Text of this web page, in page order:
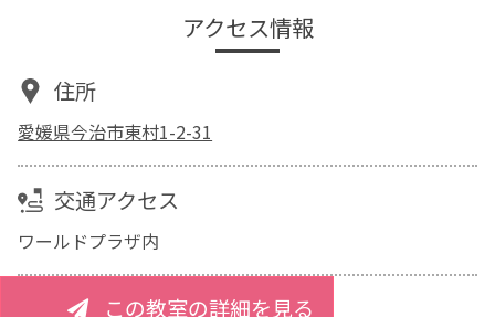
アクセス情報
住所
愛媛県今治市東村1-2-31
交通アクセス
ワールドプラザ内
この教室の詳細を見る